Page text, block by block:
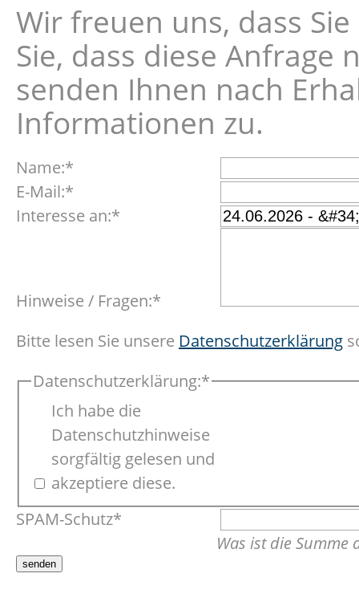
Wir freuen uns, dass
Sie, dass diese
senden Ihnen nach
Informationen zu.
Pflichtfeld
Name:*
Pflichtfeld
E-Mail:*
Pflichtfeld
Interesse an:*
Pflichtfeld
Hinweise / Fragen:*
Bitte lesen Sie unsere Datenschutzerklärung
Pflichtfeld
Datenschutzerklärung:*
Ich habe die
Datenschutzhinweise
sorgfältig gelesen und
akzeptiere diese.
Pflichtfeld
SPAM-Schutz*
Was ist die Summe
senden